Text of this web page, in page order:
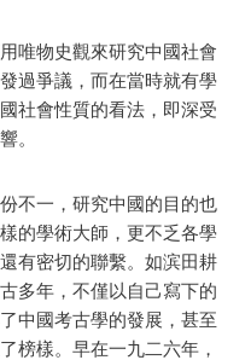
唯物史觀來研究中國社會
過爭議，而在當時就有學
社會性質的看法，即深受
。
不一，研究中國的目的也
的學術大師，更不乏各學
有密切的聯繫。如滨田耕
多年，不僅以自己寫下的
中國考古學的發展，甚至
榜樣。早在一九二六年，